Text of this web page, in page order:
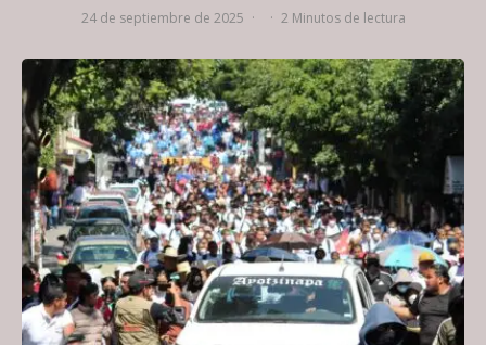
24 de septiembre de 2025 · · 2 Minutos de lectura